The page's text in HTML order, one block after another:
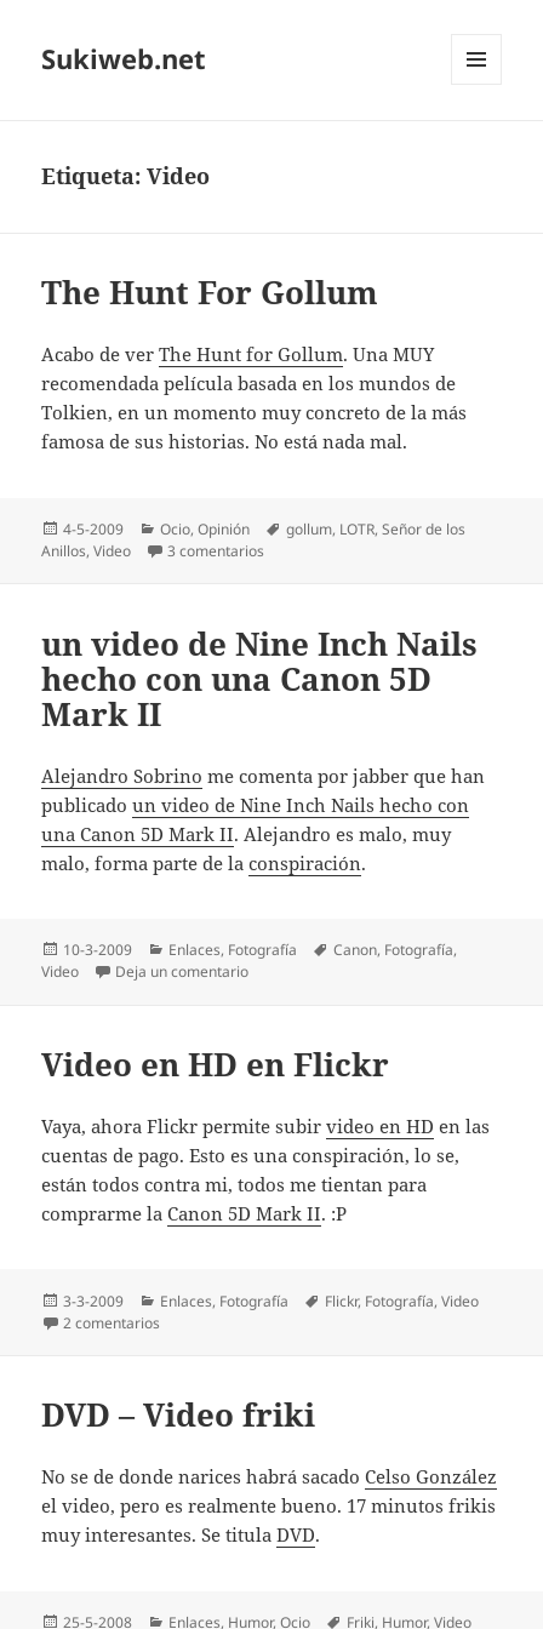
Sukiweb.net
Etiqueta:Video
The Hunt For Gollum
Acabo de verThe Hunt for Gollum. Una MUY
recomendada película basada en los mundos de
Tolkien, en un momento muy concreto de la más
famosa de sus historias. No está nada mal.
Publicado
el
4-5-2009 Categorías
Ocio,Opinión Etiquetas
gollum, LOTR,Señor de los
Anillos,Video 3 comentarios
un video de Nine Inch Nails
hecho con una Canon 5D
Mark II
Alejandro Sobrino me comenta por jabber que han
publicadoun video de Nine Inch Nails hecho con
una Canon 5D Mark II. Alejandro es malo, muy
malo, forma parte de laconspiración.
Publicado
el
10-3-2009 Categorías
Enlaces, Fotografí­a Etiquetas
Canon, Fotografí­a,
Video
Deja un comentarioen un video de Nine Inch Nails hecho con
Video en HD en Flickr
Vaya, ahora Flickr permite subirvideo en HD en las
cuentas de pago. Esto es una conspiración, lo se,
están todos contra mi, todos me tientan para
comprarme laCanon 5D Mark II. :P
Publicado
el
3-3-2009 Categorías
Enlaces, Fotografí­a Etiquetas
Flickr, Fotografí­a,Video
2 comentarios
DVD – Video friki
No se de donde narices habrá sacadoCelso González
el video, pero es realmente bueno. 17 minutos frikis
muy interesantes. Se titulaDVD.
Publicado
25-5-2008 Categorías
Enlaces, Humor,Ocio Etiquetas
Friki, Humor,Video